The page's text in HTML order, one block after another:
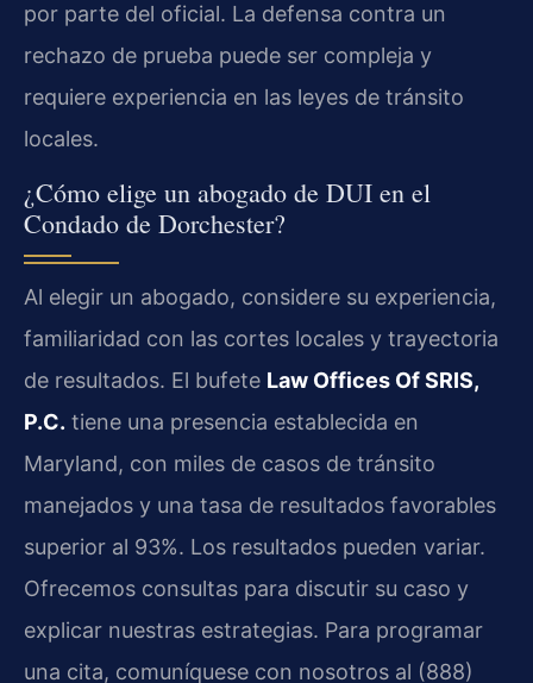
por parte del oficial. La defensa contra un
rechazo de prueba puede ser compleja y
requiere experiencia en las leyes de tránsito
locales.
¿Cómo elige un abogado de DUI en el
Condado de Dorchester?
Al elegir un abogado, considere su experiencia,
familiaridad con las cortes locales y trayectoria
de resultados. El bufete Law Offices Of SRIS,
P.C. tiene una presencia establecida en
Maryland, con miles de casos de tránsito
manejados y una tasa de resultados favorables
superior al 93%. Los resultados pueden variar.
Ofrecemos consultas para discutir su caso y
explicar nuestras estrategias. Para programar
una cita, comuníquese con nosotros al (888)